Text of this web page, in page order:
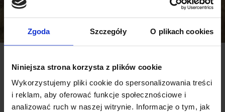
Zgoda Szczegóły O plikach cookies
Niniejsza strona korzysta z plików cookie
Wykorzystujemy pliki cookie do spersonalizowania treści
i reklam, aby oferować funkcje społecznościowe i
analizować ruch w naszej witrynie. Informacje o tym, jak
MÓWIĄ O NAS: